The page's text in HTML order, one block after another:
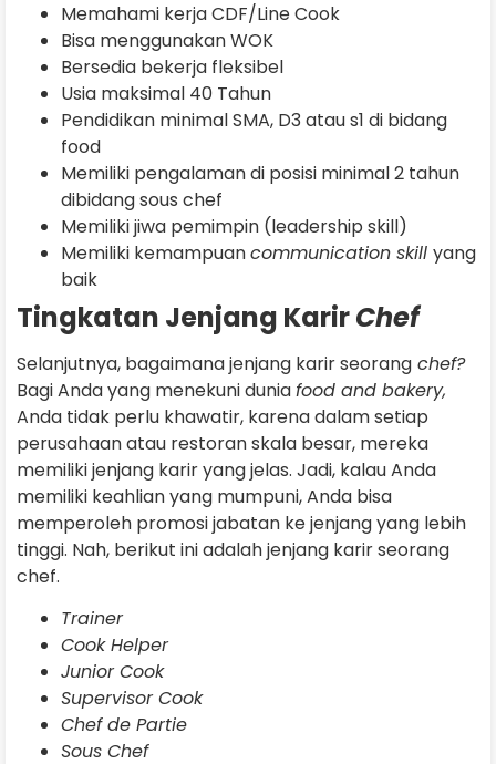
Memahami kerja CDF/Line Cook
Bisa menggunakan WOK
Bersedia bekerja fleksibel
Usia maksimal 40 Tahun
Pendidikan minimal SMA, D3 atau s1 di bidang
food
Memiliki pengalaman di posisi minimal 2 tahun
dibidang sous chef
Memiliki jiwa pemimpin (leadership skill)
Memiliki kemampuancommunication skill yang
baik
Tingkatan Jenjang KarirChef
Selanjutnya, bagaimana jenjang karir seorang chef?
Bagi Anda yang menekuni duniafood and bakery,
Anda tidak perlu khawatir, karena dalam setiap
perusahaan atau restoran skala besar, mereka
memiliki jenjang karir yang jelas. Jadi, kalau Anda
memiliki keahlian yang mumpuni, Anda bisa
memperoleh promosi jabatan ke jenjang yang lebih
tinggi. Nah, berikut ini adalah jenjang karir seorang
chef.
Trainer
Cook Helper
Junior Cook
Supervisor Cook
Chef de Partie
Sous Chef